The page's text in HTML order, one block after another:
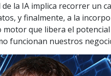
la IA implica recorrer un
y finalmente, a la
motor que libera el
funcionan nuestros